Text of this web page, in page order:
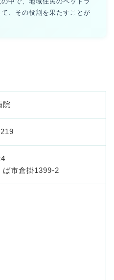
、その役割を果たすことが
院
ば市倉掛1399-2